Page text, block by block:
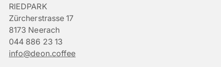
RIEDPARK
Zürcherstrasse 17
8173 Neerach
044 886 23 13
info@deon.coffee